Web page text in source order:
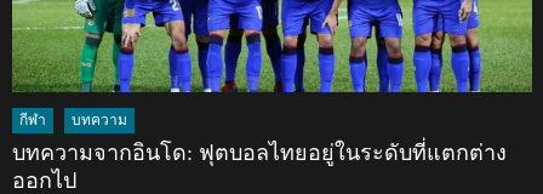
กีฬา บทความ
บทความจากอินโด: ฟุตบอลไทยอยู่ในระดับที่แตกต่าง
ออกไป